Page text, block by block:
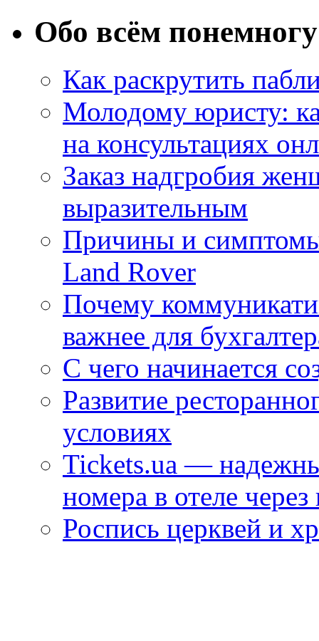
Обо всём понемногу
Как раскрутить
Молодому юристу:
на консультациях
Заказ надгробия
выразительным
Причины и
Land Rover
Почему
важнее для
С чего начинается
Развитие
условиях
Tickets.ua —
номера в отеле через
Роспись церквей и